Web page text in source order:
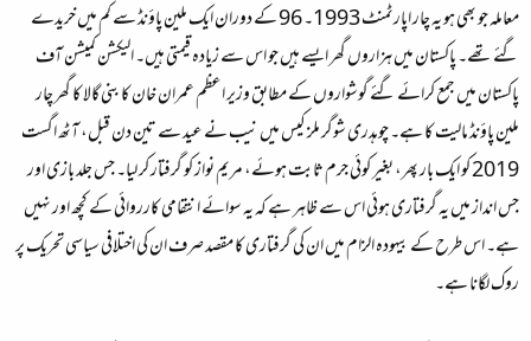
معاملہ جو بھی ہو یہ چار اپارٹمنٹ 1993۔ 96 کے دوران ایک ملین پاؤنڈ سے کم میں خریدے
گئے تھے۔ پاکستان میں ہزاروں گھر ایسے ہیں جو اس سے زیادہ قیمتی ہیں۔ الیکشن کمیشن آف
پاکستان میں جمع کرائے گئے گوشواروں کے مطابق وزیر اعظم عمران خان کا بنی گالا کا گھر چار
ملین پاؤنڈ مالیت کا ہے۔ چوہدری شوگر ملز کیس میں نیب نے عید سے تین دن قبل، آٹھ اگست
2019 کو ایک بار پھر، بغیر کوئی جرم ثابت ہوئے، مریم نواز کو گرفتار کر لیا۔ جس جلد بازی اور
جس انداز میں یہ گرفتاری ہوئی اس سے ظاہر ہے کہ یہ سوائے انتقامی کارروائی کے کچھ اور نہیں
ہے۔ اس طرح کے بیہودہ الزام میں ان کی گرفتاری کا مقصد صرف ان کی اختلافی سیاسی تحریک پر
روک لگانا ہے۔